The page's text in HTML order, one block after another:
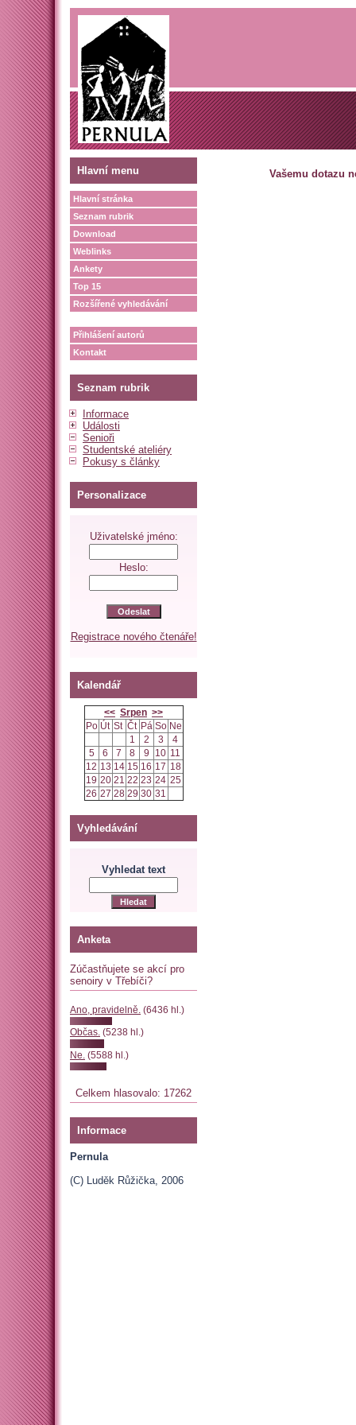
Hlavní menu
Hlavní stránka
Seznam rubrik
Download
Weblinks
Ankety
Top 15
Rozšířené vyhledávání
Přihlášení autorů
Kontakt
Seznam rubrik
Informace
Události
Senioři
Studentské ateliéry
Pokusy s články
Personalizace
Uživatelské jméno:
Heslo:
Registrace nového čtenáře!
Kalendář
<< Srpen >>
Po Út St Čt Pá So Ne
1
2 3
4
5
6 7 8 9 10 11
12 13 14 15 16 17 18
19 20 21 22 23 24 25
26 27 28 29 30 31
Vyhledávání
Vyhledat text
Anketa
Zúčastňujete se akcí pro
senoiry v Třebíči?
Ano, pravidelně. (6436 hl.)
Občas. (5238 hl.)
Ne. (5588 hl.)
Celkem hlasovalo: 17262
Informace
Pernula
(C) Luděk Růžička, 2006
Vašemu dotazu